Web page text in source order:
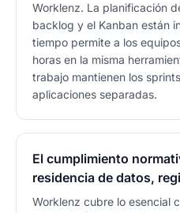
Worklenz. La planificación
backlog y el Kanban están
tiempo permite a los
horas en la misma
trabajo mantienen los
aplicaciones separadas.
El cumplimiento
residencia de datos,
Worklenz cubre lo esencial